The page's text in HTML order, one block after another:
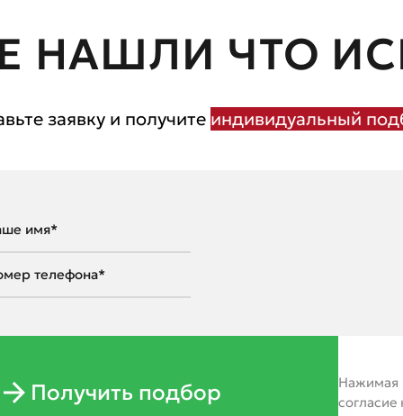
НАШЛИ ЧТО
заявку и получите индивидуальный
Получить подбор
Нажимая